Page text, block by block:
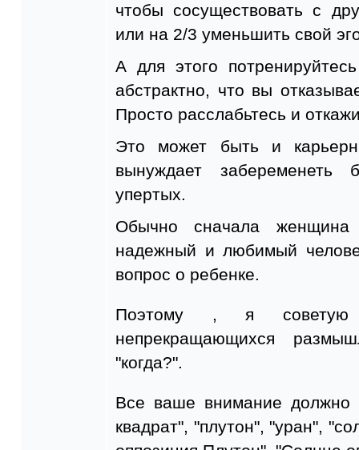
чтобы сосуществовать с
или на 2/3 уменьшить свой
А для этого
абстрактно, что вы
Просто расслабьтесь и
Это может быть и
вынуждает
упертых.
Обычно сначала
надежный и любимый
вопрос о ребенке.
Поэтому , я советую
непрекращающихся
"когда?".
Все ваше внимание должно
квадрат", "плутон", "уран",